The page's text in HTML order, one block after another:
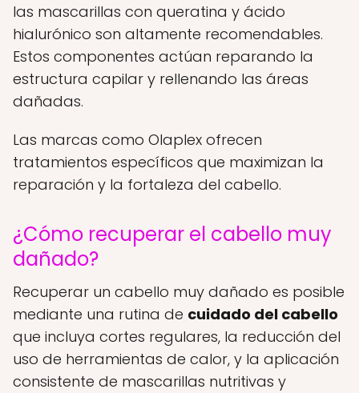
las mascarillas con queratina y ácido
hialurónico son altamente recomendables.
Estos componentes actúan reparando la
estructura capilar y rellenando las áreas
dañadas.
Las marcas como Olaplex ofrecen
tratamientos específicos que maximizan la
reparación y la fortaleza del cabello.
¿Cómo recuperar el cabello muy
dañado?
Recuperar un cabello muy dañado es posible
mediante una rutina de cuidado del cabello
que incluya cortes regulares, la reducción del
uso de herramientas de calor, y la aplicación
consistente de mascarillas nutritivas y